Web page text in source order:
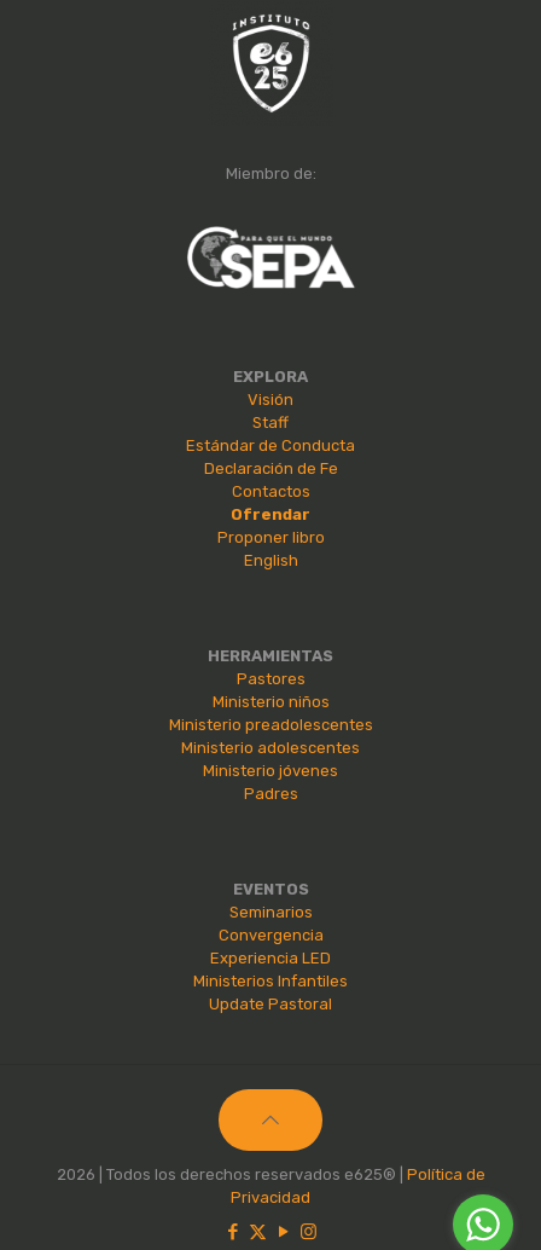
Miembro de:
EXPLORA
Visión
Staff
Estándar de Conducta
Declaración de Fe
Contactos
Ofrendar
Proponer libro
English
HERRAMIENTAS
Pastores
Ministerio niños
Ministerio preadolescentes
Ministerio adolescentes
Ministerio jóvenes
Padres
EVENTOS
Seminarios
Convergencia
Experiencia LED
Ministerios Infantiles
Update Pastoral
2026 | Todos los derechos reservados e625® | Política de
Privacidad